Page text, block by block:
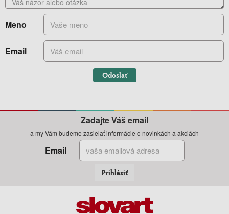
Meno
Email
Odoslať
Zadajte Váš email
a my Vám budeme zasielať informácie o novinkách a akciách
Email
Prihlásiť